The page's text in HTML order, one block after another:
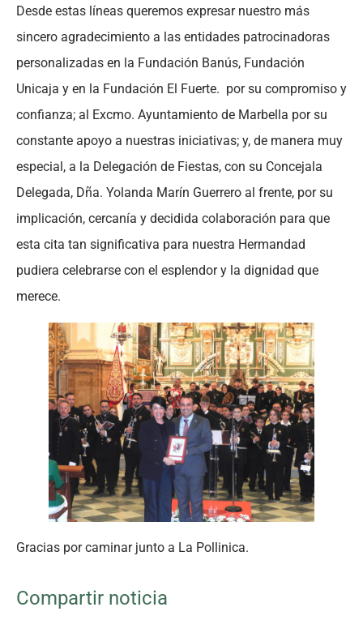
Desde estas líneas queremos expresar nuestro más
sincero agradecimiento a las entidades patrocinadoras
personalizadas en la Fundación Banús, Fundación
Unicaja y en la Fundación El Fuerte. por su compromiso y
confianza; al Excmo. Ayuntamiento de Marbella por su
constante apoyo a nuestras iniciativas; y, de manera muy
especial, a la Delegación de Fiestas, con su Concejala
Delegada, Dña. Yolanda Marín Guerrero al frente, por su
implicación, cercanía y decidida colaboración para que
esta cita tan significativa para nuestra Hermandad
pudiera celebrarse con el esplendor y la dignidad que
merece.
Gracias por caminar junto a La Pollinica.
Compartir noticia